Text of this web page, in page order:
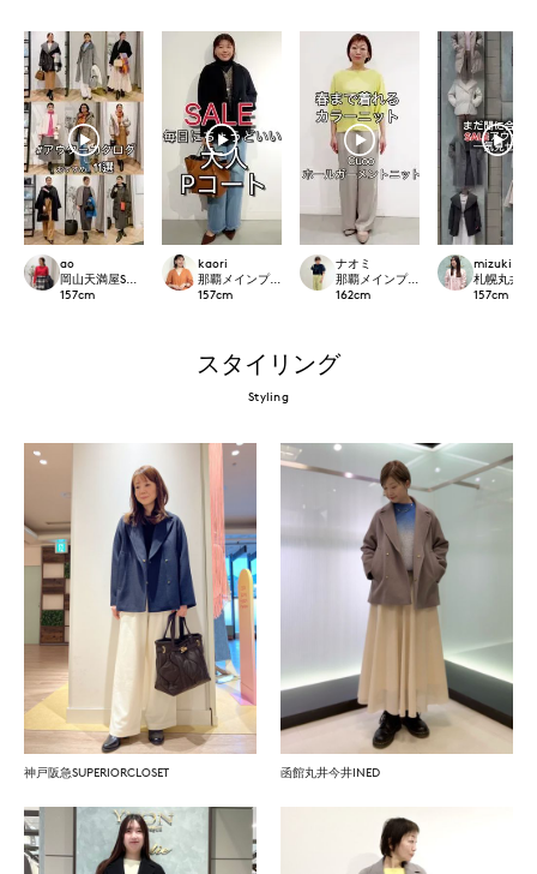
ao
岡山天満屋SUPERIORCLOSET
157cm
kaori
那覇メインプレイスI.T.'S.international
157cm
ナオミ
那覇メインプレイス
162cm
mizuki
札幌丸井今
157cm
スタイリング
Styling
神戸阪急SUPERIORCLOSET 函館丸井今井INED